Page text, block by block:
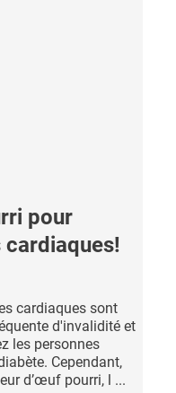
pour
cardiaques sont
d'invalidité et
les personnes
Cependant,
d’œuf pourri, l ...